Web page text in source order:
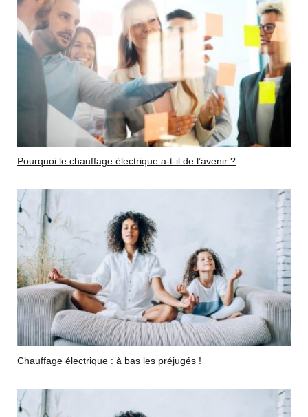
Pourquoi le chauffage électrique a-t-il de l’avenir ?
Chauffage électrique : à bas les préjugés !